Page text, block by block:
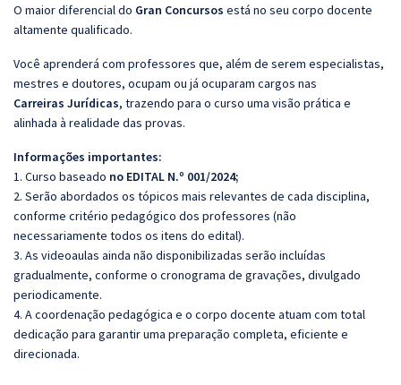
O maior diferencial do Gran Concursos está no seu corpo docente
altamente qualificado.
Você aprenderá com professores que, além de serem especialistas,
mestres e doutores, ocupam ou já ocuparam cargos nas
Carreiras Jurídicas, trazendo para o curso uma visão prática e
alinhada à realidade das provas.
Informações importantes:
1. Curso baseado no EDITAL N.º 001/2024;
2. Serão abordados os tópicos mais relevantes de cada disciplina,
conforme critério pedagógico dos professores (não
necessariamente todos os itens do edital).
3. As videoaulas ainda não disponibilizadas serão incluídas
gradualmente, conforme o cronograma de gravações, divulgado
periodicamente.
4. A coordenação pedagógica e o corpo docente atuam com total
dedicação para garantir uma preparação completa, eficiente e
direcionada.